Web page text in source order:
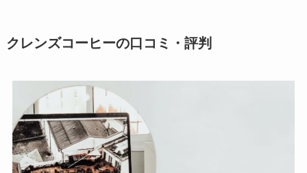
クレンズコーヒーの口コミ・評判